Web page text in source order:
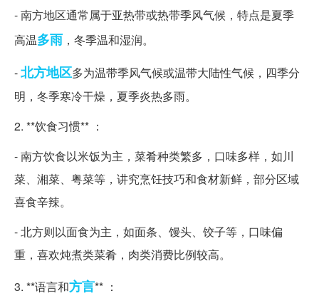
- 南方地区通常属于亚热带或热带季风气候，特点是夏季
高温多雨 ，冬季温和湿润。
-北方地区多为温带季风气候或温带大陆性气候，四季分
明，冬季寒冷干燥，夏季炎热多雨。
2. **饮食习惯** ：
- 南方饮食以米饭为主，菜肴种类繁多，口味多样，如川
菜、湘菜、粤菜等，讲究烹饪技巧和食材新鲜，部分区域
喜食辛辣。
- 北方则以面食为主，如面条、馒头、饺子等，口味偏
重，喜欢炖煮类菜肴，肉类消费比例较高。
3. **语言和方言** ：